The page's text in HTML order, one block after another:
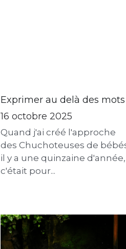
Exprimer au delà des mots
16 octobre 2025
Quand j'ai créé l'approche
c'était pour...